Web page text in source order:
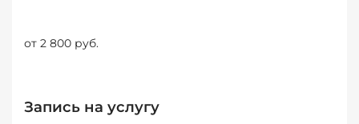
от 2 800 руб.
Запись на услугу